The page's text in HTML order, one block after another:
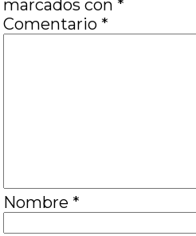
marcados con *
Comentario *
Nombre *